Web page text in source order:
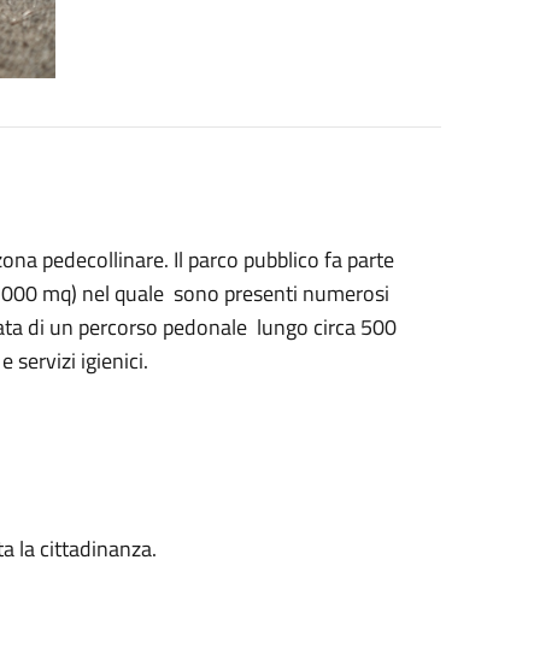
pedecollinare. Il parco pubblico fa parte
mq) nel quale sono presenti numerosi
di un percorso pedonale lungo circa 500
servizi igienici.
la cittadinanza.